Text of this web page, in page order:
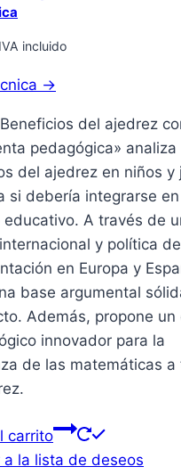
IVA incluido
→
del ajedrez
pedagógica» analiza
del ajedrez en niños y
si debería integrarse
educativo. A través de
y política
en Europa y
base argumental
Además, propone un
innovador para la
de las matemáticas a
carrito
a la lista de deseos